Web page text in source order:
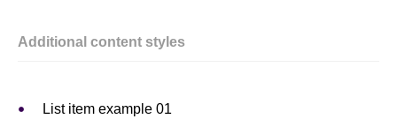
Additional content styles
List item example 01